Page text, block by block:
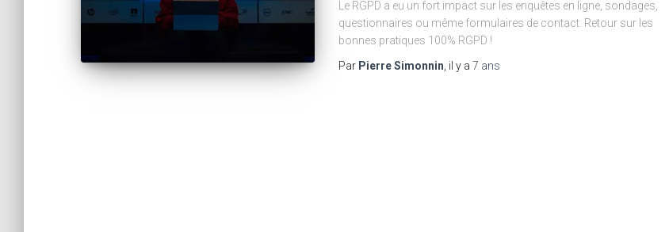
Le RGPD a eu un fort impact sur les enquêtes en ligne, sondages,
questionnaires ou même formulaires de contact. Retour sur les
bonnes pratiques 100% RGPD !
Par Pierre Simonnin , il y a 7 ans